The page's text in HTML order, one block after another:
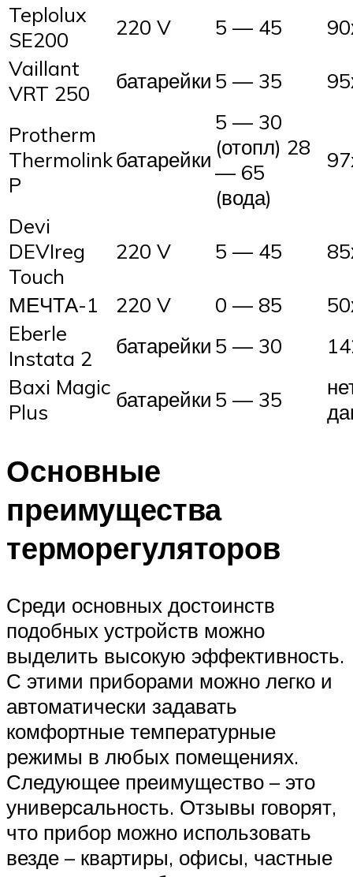
Teplolux
SE200
220 V 5 — 45
Vaillant
VRT 250
батарейки 5 — 35
Protherm
Thermolink
P
батарейки
5 — 30
(отопл) 28
— 65
(вода)
Devi
DEVIreg
Touch
220 V 5 — 45
МЕЧТА-1 220 V 0 — 85
Eberle
Instata 2
батарейки 5 — 30
Baxi Magic
Plus
батарейки 5 — 35
Основные
преимущества
терморегуляторов
Среди основных достоинств
подобных устройств можно
выделить высокую эффективность.
С этими приборами можно легко и
автоматически задавать
комфортные температурные
режимы в любых помещениях.
Следующее преимущество – это
универсальность. Отзывы говорят,
что прибор можно использовать
везде – квартиры, офисы, частные